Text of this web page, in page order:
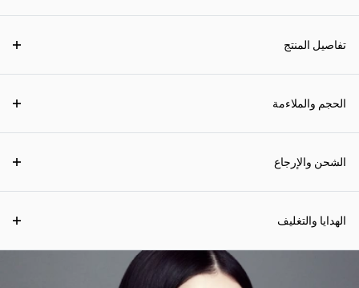
تفاصيل المنتج
الحجم والملاءمة
الشحن والإرجاع
الهدايا والتغليف